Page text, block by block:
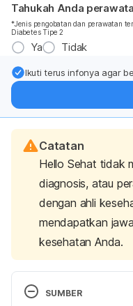
Tahukah Anda
*Jenis pengobatan dan perawatan
Diabetes Tipe 2
Ya Tidak
Ikuti terus infonya agar
Catatan
Hello Sehat tidak
diagnosis, atau
dengan ahli
mendapatkan
kesehatan Anda.
SUMBER